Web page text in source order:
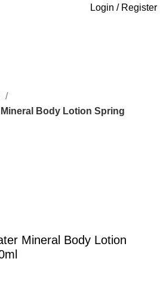
Login / Register
Body Lotion Spring
Mineral Body Lotion